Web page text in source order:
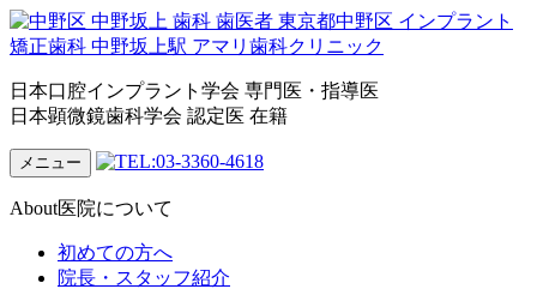
日本口腔インプラント学会 専門医・指導医
日本顕微鏡歯科学会 認定医 在籍
メニュー
About医院について
初めての方へ
院長・スタッフ紹介